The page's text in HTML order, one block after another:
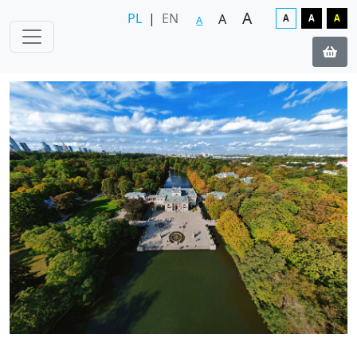
PL | EN A A A A A A